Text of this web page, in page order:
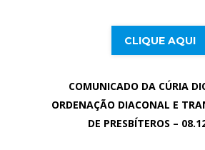
CLIQUE AQUI
COMUNICADO DA CÚRIA
ORDENAÇÃO DIACONAL E
DE PRESBÍTEROS –